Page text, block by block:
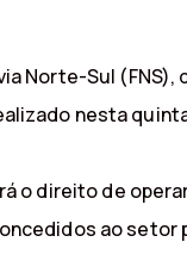
Norte-Sul (FNS),
nesta
o direito de
ao